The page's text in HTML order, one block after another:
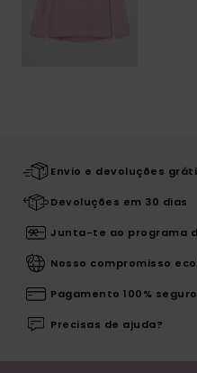
Envio e devoluções
Devoluções em 30 dias
Junta-te ao programa
Nosso compromisso
Pagamento 100% seguro
Precisas de ajuda?